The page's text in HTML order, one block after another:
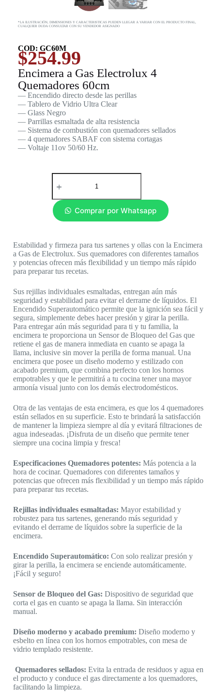
*LA ILUSTRACIÓN, DIMENSIONES Y CARACTERISTICAS PUEDEN LLEGAR A VARIAR CON EL PRODUCTO FINAL,
CUALQUIER DUDA CONSULTAR CON SU VENDEDOR ASIGNADO
COD: GC60M
$254.99
Encimera a Gas Electrolux 4
Quemadores 60cm
— Encendido directo desde las perillas
— Tablero de Vidrio Ultra Clear
— Glass Negro
— Parrillas esmaltada de alta resistencia
— Sistema de combustión con quemadores sellados
— 4 quemadores SABAF con sistema cortagas
— Voltaje 11ov 50/60 Hz.
Comprar por Whatsapp
Estabilidad y firmeza para tus sartenes y ollas con la Encimera
a Gas de Electrolux. Sus quemadores con diferentes tamaños
y potencias ofrecen más flexibilidad y un tiempo más rápido
para preparar tus recetas.
Sus rejillas individuales esmaltadas, entregan aún más
seguridad y estabilidad para evitar el derrame de líquidos. El
Encendido Superautomático permite que la ignición sea fácil y
segura, simplemente debes hacer presión y girar la perilla.
Para entregar aún más seguridad para ti y tu familia, la
encimera te proporciona un Sensor de Bloqueo del Gas que
retiene el gas de manera inmediata en cuanto se apaga la
llama, inclusive sin mover la perilla de forma manual. Una
encimera que posee un diseño moderno y estilizado con
acabado premium, que combina perfecto con los hornos
empotrables y que le permitirá a tu cocina tener una mayor
armonía visual junto con los demás electrodomésticos.
Otra de las ventajas de esta encimera, es que los 4 quemadores
están sellados en su superficie. Esto te brindará la satisfacción
de mantener la limpieza siempre al día y evitará filtraciones de
agua indeseadas. ¡Disfruta de un diseño que permite tener
siempre una cocina limpia y fresca!
Especificaciones Quemadores potentes: Más potencia a la
hora de cocinar. Quemadores con diferentes tamaños y
potencias que ofrecen más flexibilidad y un tiempo más rápido
para preparar tus recetas.
Rejillas individuales esmaltadas: Mayor estabilidad y
robustez para tus sartenes, generando más seguridad y
evitando el derrame de líquidos sobre la superficie de la
encimera.
Encendido Superautomático: Con solo realizar presión y
girar la perilla, la encimera se enciende automáticamente.
¡Fácil y seguro!
Sensor de Bloqueo del Gas: Dispositivo de seguridad que
corta el gas en cuanto se apaga la llama. Sin interacción
manual.
Diseño moderno y acabado premium: Diseño moderno y
esbelto en línea con los hornos empotrables, con mesa de
vidrio templado resistente.
Quemadores sellados: Evita la entrada de residuos y agua en
el producto y conduce el gas directamente a los quemadores,
facilitando la limpieza.